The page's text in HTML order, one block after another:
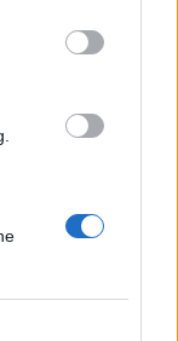
években. A